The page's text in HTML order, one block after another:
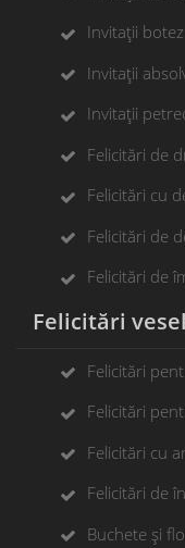
Invitații botez
Invitații
Invitații
Felicitări de
Felicitări cu
Felicitări de
Felicitări de
Felicitări
Felicitări
Felicitări
Felicitări cu
Felicitări de
Buchete și